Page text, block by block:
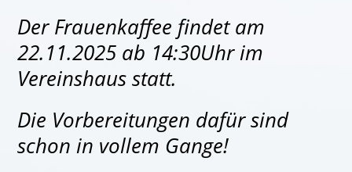
Der Frauenkaffee findet am
22.11.2025 ab 14:30Uhr im
Vereinshaus statt.
Die Vorbereitungen dafür sind
schon in vollem Gange!